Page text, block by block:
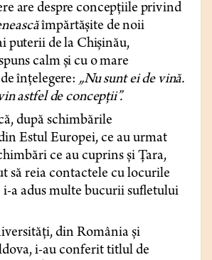
are despre concepțiile privind
împărtășite de noii
puterii de la Chișinău,
calm și cu o mare
înțelegere:„Nu sunt ei de vină.
astfel de concepții”.
după schimbările
Estul Europei, ce au urmat
ce au cuprins şi Ţara,
să reia contactele cu locurile
i-a adus multe bucurii sufletului
din România şi
i-au conferit titlul de